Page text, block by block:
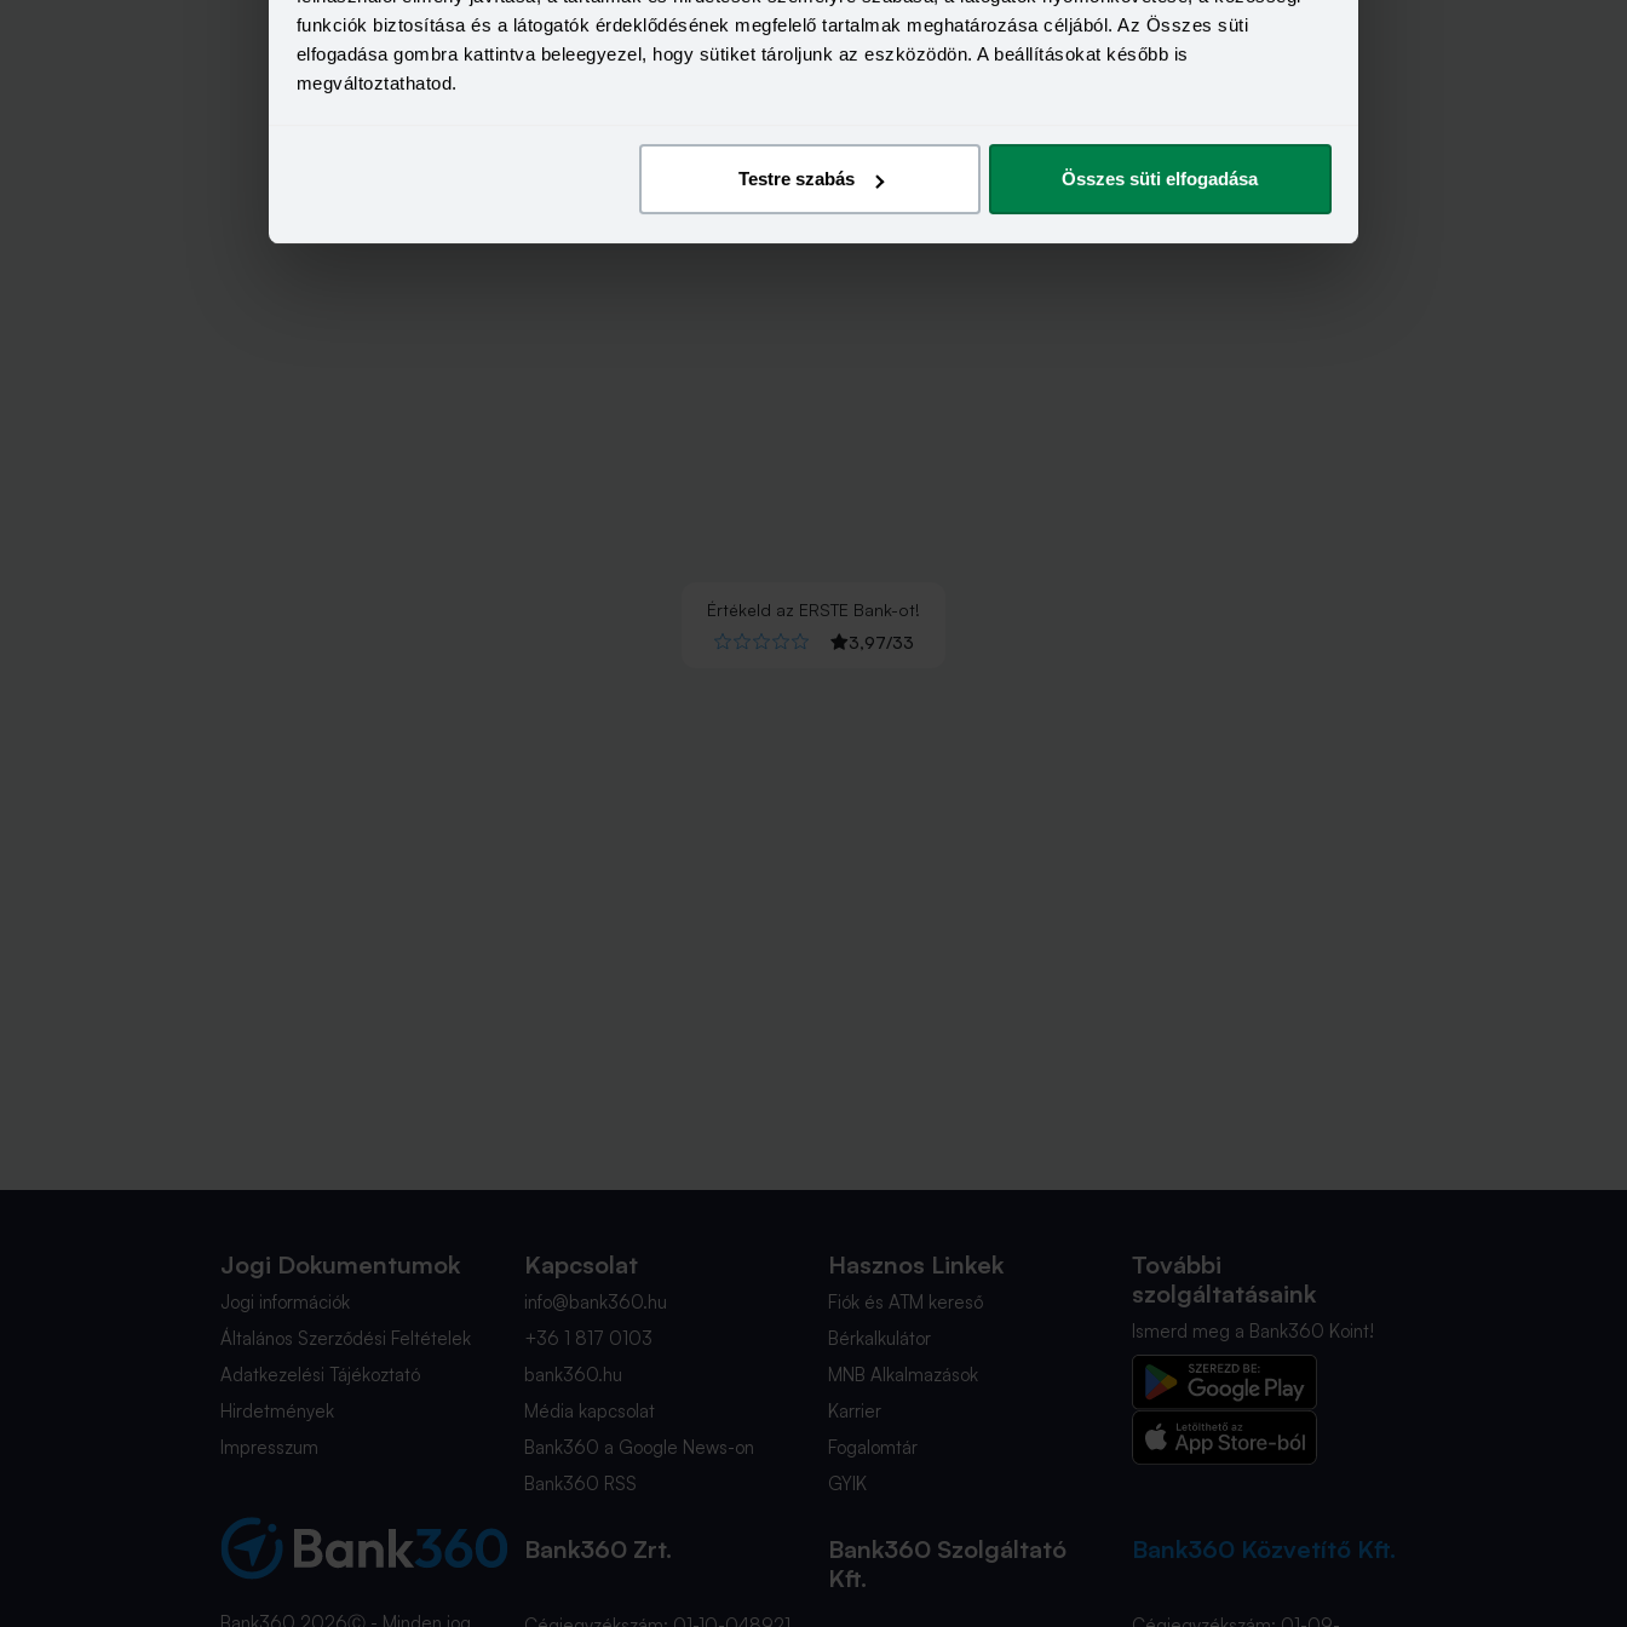
funkciók biztosítása és a látogatók érdeklődésének megfelelő tartalmak meghatározása céljából. Az Összes süti
elfogadása gombra kattintva beleegyezel, hogy sütiket tároljunk az eszközödön. A beállításokat később is
megváltoztathatod.
Testre szabás Összes süti elfogadása
Értékeld az ERSTE Bank-ot!
3,97/33
Jogi Dokumentumok
Jogi információk
Általános Szerződési Feltételek
Adatkezelési Tájékoztató
Hirdetmények
Impresszum
Kapcsolat
info@bank360.hu
+36 1 817 0103
bank360.hu
Média kapcsolat
Bank360 a Google News-on
Bank360 RSS
Hasznos Linkek
Fiók és ATM kereső
Bérkalkulátor
MNB Alkalmazások
Karrier
Fogalomtár
GYIK
További
szolgáltatásaink
Ismerd meg a Bank360 Koint!
Bank360 Zrt.
Bank360 Szolgáltató
Kft.
Bank360 Közvetítő Kft.